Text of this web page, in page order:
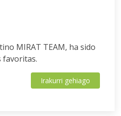
MIRAT TEAM, ha sido
favoritas.
Irakurri gehiago